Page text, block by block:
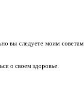
вы следуете моим советам
о своем здоровье.